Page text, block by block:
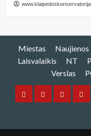
Miestas Naujienos
Laisvalaikis
NT
Verslas
MiestasNaujienos